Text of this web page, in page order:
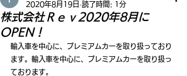
株式会社Ｒｅｖ2020年8月に
OPEN！
2020年8月19日 読了時間: 1分
輸入車を中心に、プレミアムカーを取り扱っており
ます。輸入車を中心に、プレミアムカーを取り扱っ
ております。